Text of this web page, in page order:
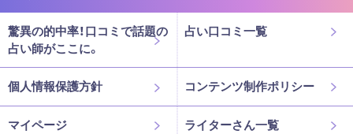
驚異の的中率！口コミで話題の
占い師がここに。
占い口コミ一覧
個人情報保護方針 コンテンツ制作ポリシー
マイページ ライターさん一覧